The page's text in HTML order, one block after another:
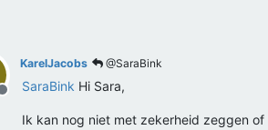
Offline
KarelJacobs @SaraBink
SaraBink Hi Sara,
Ik kan nog niet met zekerheid zeggen